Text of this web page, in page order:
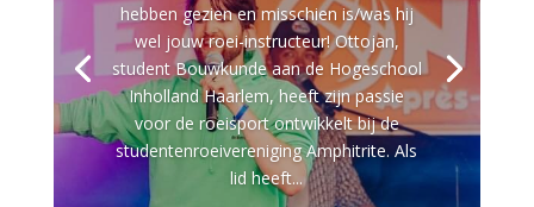
hebben gezien en misschien is/was hij
wel jouw roei-instructeur! Ottojan,
student Bouwkunde aan de Hogeschool
Inholland Haarlem, heeft zijn passie
voor de roeisport ontwikkelt bij de
studentenroeivereniging Amphitrite. Als
lid heeft...